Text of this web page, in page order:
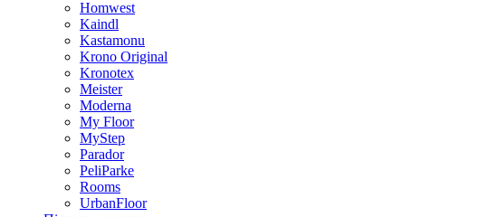
Homwest
Kaindl
Kastamonu
Krono Original
Kronotex
Meister
Moderna
My Floor
MyStep
Parador
PeliParke
Rooms
UrbanFloor